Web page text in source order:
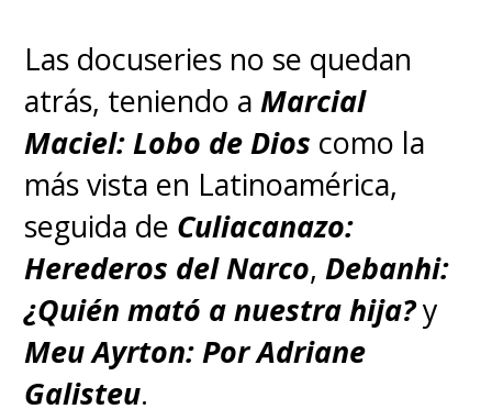
Las docuseries no se quedan
atrás, teniendo a Marcial
Maciel: Lobo de Dios como la
más vista en Latinoamérica,
seguida de Culiacanazo:
Herederos del Narco,Debanhi:
¿Quién mató a nuestra hija?y
Meu Ayrton: Por Adriane
Galisteu.